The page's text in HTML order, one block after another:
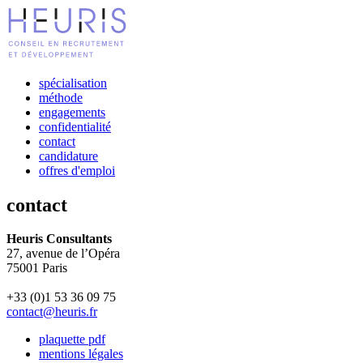
spécialisation
méthode
engagements
confidentialité
contact
candidature
offres d'emploi
contact
Heuris Consultants
27, avenue de l’Opéra
75001 Paris
+33 (0)1 53 36 09 75
contact@heuris.fr
plaquette pdf
mentions légales